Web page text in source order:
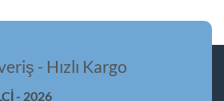
- Hızlı Kargo
- 2026